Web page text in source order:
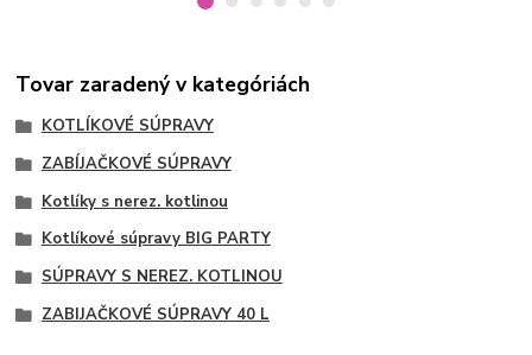
Tovar zaradený v kategóriách
KOTLÍKOVÉ SÚPRAVY
ZABÍJAČKOVÉ SÚPRAVY
Kotlíky s nerez. kotlinou
Kotlíkové súpravy BIG PARTY
SÚPRAVY S NEREZ. KOTLINOU
ZABIJAČKOVÉ SÚPRAVY 40 L